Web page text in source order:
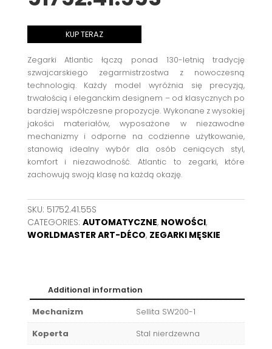
KUP TERAZ
Zegarki Atlantic łączą ponad 130-letnią tradycję
szwajcarskiego zegarmistrzostwa z nowoczesną
technologią. Każdy model wyróżnia się precyzją,
trwałością i eleganckim designem – od klasycznych po
bardziej współczesne propozycje. Wykonane z wysokiej
jakości materiałów, wyposażone w niezawodne
mechanizmy i odporne na codzienne użytkowanie,
stanowią idealny wybór dla osób ceniących styl,
komfort i niezawodność. Atlantic to zegarki, które
zachowują swoją klasę na każdą okazję.
SKU: 51752.41.55S
CATEGORIES: AUTOMATYCZNE, NOWOŚCI,
WORLDMASTER ART-DÉCO, ZEGARKI MĘSKIE
Additional information
Mechanizm
Sellita SW200-1
Koperta
Stal nierdzewna